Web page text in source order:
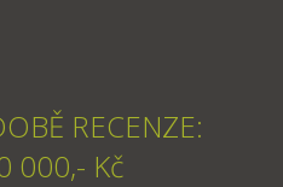
RECENZE:
000,- Kč